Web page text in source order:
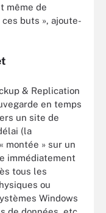
même de
buts », ajoute-
& Replication
en temps
un site de
(la
montée » sur un
immédiatement
tous les
ou
Windows